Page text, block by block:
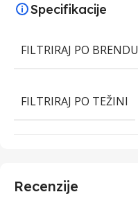
Specifikacije
FILTRIRAJ PO BRENDU
FILTRIRAJ PO TEŽINI
Recenzije